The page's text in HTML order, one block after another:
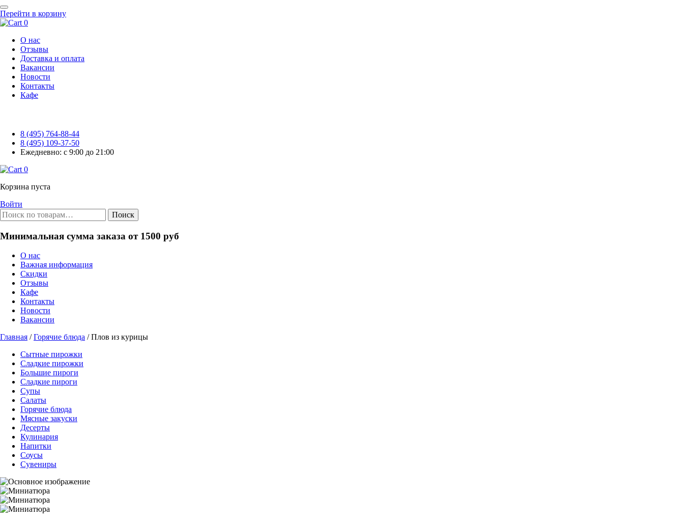
Перейти в корзину
0
О нас
Отзывы
Доставка и оплата
Вакансии
Новости
Контакты
Кафе
8 (495) 764-88-44
8 (495) 109-37-50
Ежедневно: с 9:00 до 21:00
0
Корзина пуста
Войти
Поиск
Минимальная сумма заказа от 1500 руб
О нас
Важная информация
Скидки
Отзывы
Кафе
Контакты
Новости
Вакансии
Главная /Горячие блюда / Плов из курицы
Сытные пирожки
Сладкие пирожки
Большие пироги
Сладкие пироги
Супы
Салаты
Горячие блюда
Мясные закуски
Десерты
Кулинария
Напитки
Соусы
Сувениры